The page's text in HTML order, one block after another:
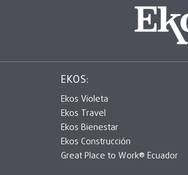
EKOS:
Ekos Violeta
Ekos Travel
Ekos Bienestar
Ekos Construcción
Great Place to Work® Ecuador